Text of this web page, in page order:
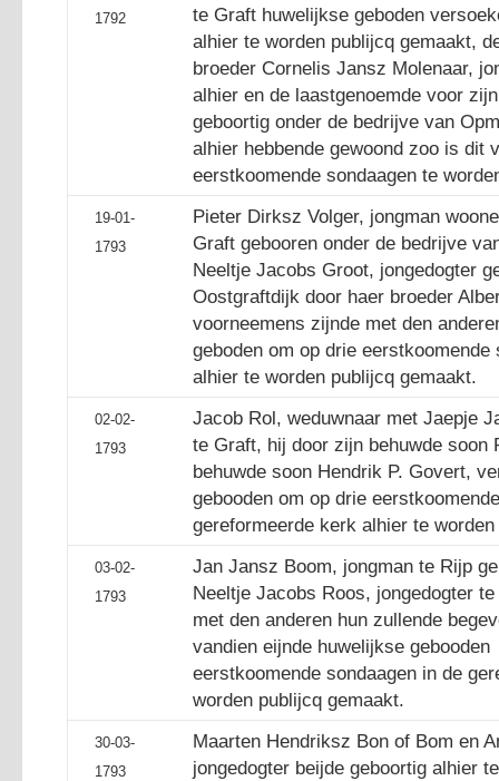
1792
te Graft huwelijkse geboden
alhier te worden publijcq gemaakt,
broeder Cornelis Jansz Molenaar,
alhier en de laastgenoemde voor
geboortig onder de bedrijve van
alhier hebbende gewoond zoo is dit
eerstkoomende sondaagen te
19-01-
1793
Pieter Dirksz Volger, jongman
Graft gebooren onder de bedrijve
Neeltje Jacobs Groot, jongedogter
Oostgraftdijk door haer broeder
voorneemens zijnde met den
geboden om op drie eerstkoomende
alhier te worden publijcq gemaakt.
02-02-
1793
Jacob Rol, weduwnaar met Jaepje
te Graft, hij door zijn behuwde soon
behuwde soon Hendrik P. Govert,
gebooden om op drie
gereformeerde kerk alhier te
03-02-
1793
Jan Jansz Boom, jongman te Rijp
Neeltje Jacobs Roos, jongedogter
met den anderen hun zullende
vandien eijnde huwelijkse
eerstkoomende sondaagen in de
worden publijcq gemaakt.
30-03-
1793
Maarten Hendriksz Bon of Bom en
jongedogter beijde geboortig alhier